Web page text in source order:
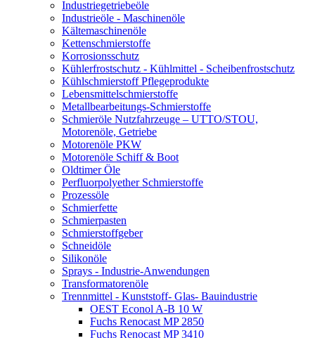
Industriegetriebeöle
Industrieöle - Maschinenöle
Kältemaschinenöle
Kettenschmierstoffe
Korrosionsschutz
Kühlerfrostschutz - Kühlmittel - Scheibenfrostschutz
Kühlschmierstoff Pflegeprodukte
Lebensmittelschmierstoffe
Metallbearbeitungs-Schmierstoffe
Schmieröle Nutzfahrzeuge – UTTO/STOU,
Motorenöle, Getriebe
Motorenöle PKW
Motorenöle Schiff & Boot
Oldtimer Öle
Perfluorpolyether Schmierstoffe
Prozessöle
Schmierfette
Schmierpasten
Schmierstoffgeber
Schneidöle
Silikonöle
Sprays - Industrie-Anwendungen
Transformatorenöle
Trennmittel - Kunststoff- Glas- Bauindustrie
OEST Econol A-B 10 W
Fuchs Renocast MP 2850
Fuchs Renocast MP 3410